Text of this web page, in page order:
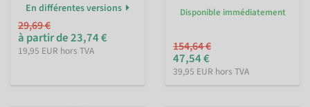
En différentes versions
29,69 €
à partir de 23,74 €
19,95 EUR hors TVA
Disponible immédiatement
154,64 €
47,54 €
39,95 EUR hors TVA